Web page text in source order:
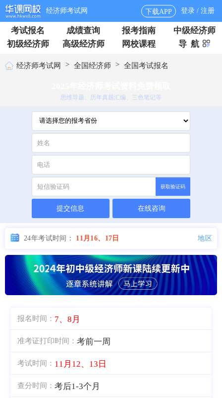
经济师考试网 下载APP 登录 / 注册
考试报名 成绩查询 报考指南
中级经济师
初级经济师
高级经济师 网校课程 导 航
经济师考试网 > 全国经济师 > 全国考试报名
思维导题、历年真题汇编、三色笔记等
获取验证码
提交信息 在线咨询
24年考试时间： 11月16、17日 地区
报名时间： 7、8月
准考证打印时间： 考前一周
考试时间： 11月12、13日
查分时间： 考后1-3个月